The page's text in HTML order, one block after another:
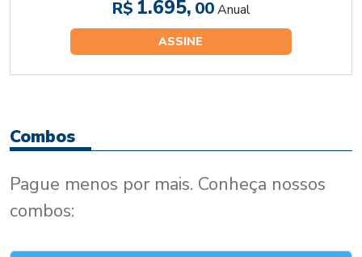
R$ 1.695, 00 Anual
ASSINE
Combos
Pague menos por mais. Conheça nossos
combos: